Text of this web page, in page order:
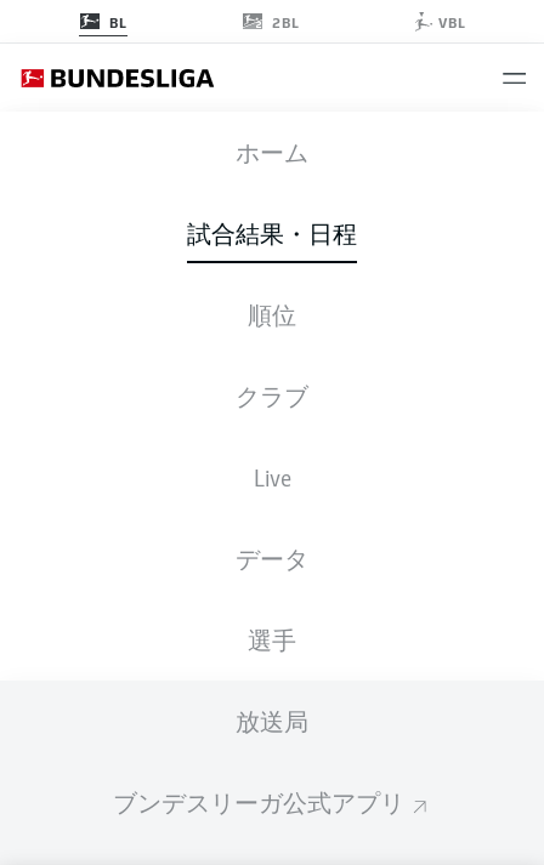
BL 2BL VBL
ホーム
試合結果・日程
順位
クラブ
Live
データ
選手
放送局
ブンデスリーガ公式アプリ
RBL ELV
スターティングメンバー
スターティングメンバーは試合開始の 60分前